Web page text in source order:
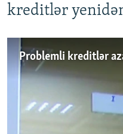
kreditlər
Problemli kreditlər